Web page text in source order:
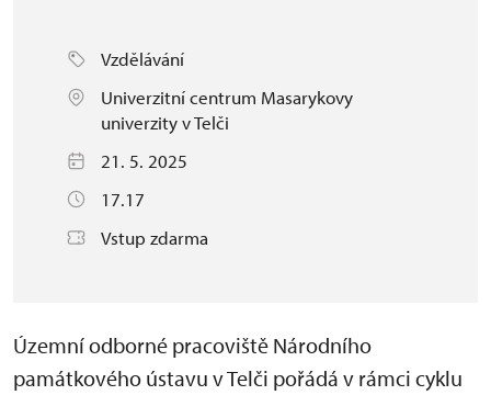
Vzdělávání
Univerzitní centrum Masarykovy
univerzity v Telči
21. 5. 2025
17.17
Vstup zdarma
Územní odborné pracoviště Národního
památkového ústavu v Telči pořádá v rámci cyklu